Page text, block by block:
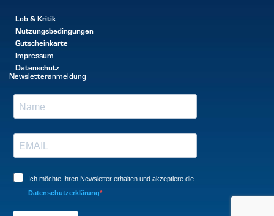
Lob & Kritik
Nutzungsbedingungen
Gutscheinkarte
Impressum
Datenschutz
Newsletteranmeldung
Ich möchte Ihren Newsletter erhalten und akzeptiere die
Datenschutzerklärung